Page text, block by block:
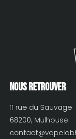
Nous retrouver
11 rue du Sauvage
68200, Mulhouse